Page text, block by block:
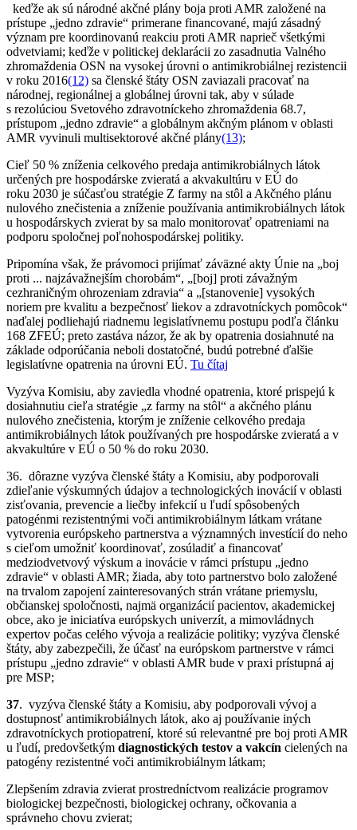
keďže ak sú národné akčné plány boja proti AMR založené na
prístupe „jedno zdravie“ primerane financované, majú zásadný
význam pre koordinovanú reakciu proti AMR naprieč všetkými
odvetviami; keďže v politickej deklarácii zo zasadnutia Valného
zhromaždenia OSN na vysokej úrovni o antimikrobiálnej rezistencii
v roku 2016(12) sa členské štáty OSN zaviazali pracovať na
národnej, regionálnej a globálnej úrovni tak, aby v súlade
s rezolúciou Svetového zdravotníckeho zhromaždenia 68.7,
prístupom „jedno zdravie“ a globálnym akčným plánom v oblasti
AMR vyvinuli multisektorové akčné plány(13);
Cieľ 50 % zníženia celkového predaja antimikrobiálnych látok
určených pre hospodárske zvieratá a akvakultúru v EÚ do
roku 2030 je súčasťou stratégie Z farmy na stôl a Akčného plánu
nulového znečistenia a zníženie používania antimikrobiálnych látok
u hospodárskych zvierat by sa malo monitorovať opatreniami na
podporu spoločnej poľnohospodárskej politiky.
Pripomína však, že právomoci prijímať záväzné akty Únie na „boj
proti ... najzávažnejším chorobám“, „[boj] proti závažným
cezhraničným ohrozeniam zdravia“ a „[stanovenie] vysokých
noriem pre kvalitu a bezpečnosť liekov a zdravotníckych pomôcok“
naďalej podliehajú riadnemu legislatívnemu postupu podľa článku
168 ZFEÚ; preto zastáva názor, že ak by opatrenia dosiahnuté na
základe odporúčania neboli dostatočné, budú potrebné ďalšie
legislatívne opatrenia na úrovni EÚ. Tu čítaj
Vyzýva Komisiu, aby zaviedla vhodné opatrenia, ktoré prispejú k
dosiahnutiu cieľa stratégie „z farmy na stôl“ a akčného plánu
nulového znečistenia, ktorým je zníženie celkového predaja
antimikrobiálnych látok používaných pre hospodárske zvieratá a v
akvakultúre v EÚ o 50 % do roku 2030.
36. dôrazne vyzýva členské štáty a Komisiu, aby podporovali
zdieľanie výskumných údajov a technologických inovácií v oblasti
zisťovania, prevencie a liečby infekcií u ľudí spôsobených
patogénmi rezistentnými voči antimikrobiálnym látkam vrátane
vytvorenia európskeho partnerstva a významných investícií do neho
s cieľom umožniť koordinovať, zosúladiť a financovať
medziodvetvový výskum a inovácie v rámci prístupu „jedno
zdravie“ v oblasti AMR; žiada, aby toto partnerstvo bolo založené
na trvalom zapojení zainteresovaných strán vrátane priemyslu,
občianskej spoločnosti, najmä organizácií pacientov, akademickej
obce, ako je iniciatíva európskych univerzít, a mimovládnych
expertov počas celého vývoja a realizácie politiky; vyzýva členské
štáty, aby zabezpečili, že účasť na európskom partnerstve v rámci
prístupu „jedno zdravie“ v oblasti AMR bude v praxi prístupná aj
pre MSP;
37. vyzýva členské štáty a Komisiu, aby podporovali vývoj a
dostupnosť antimikrobiálnych látok, ako aj používanie iných
zdravotníckych protiopatrení, ktoré sú relevantné pre boj proti AMR
u ľudí, predovšetkým diagnostických testov a vakcín cielených na
patogény rezistentné voči antimikrobiálnym látkam;
Zlepšením zdravia zvierat prostredníctvom realizácie programov
biologickej bezpečnosti, biologickej ochrany, očkovania a
správneho chovu zvierat;